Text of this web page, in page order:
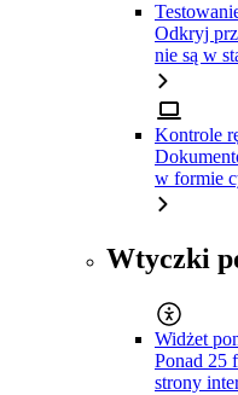
Odkryj
nie są w
Kontrole
w formie
Wtyczki
Widżet
Ponad 25
strony